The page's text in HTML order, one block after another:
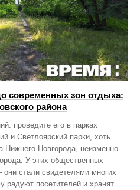
современных зон отдыха:
района
проведите его в парках
и Светлоярский парки, хоть
Нижнего Новгорода, неизменно
У этих общественных
они стали свидетелями многих
радуют посетителей и хранят